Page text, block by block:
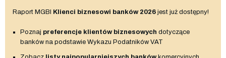
Raport MGBI Klienci biznesowi banków 2026 jest już dostępny!
Poznaj preferencje klientów biznesowych dotyczące
banków na podstawie Wykazu Podatników VAT